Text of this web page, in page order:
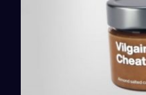
Vizualizace